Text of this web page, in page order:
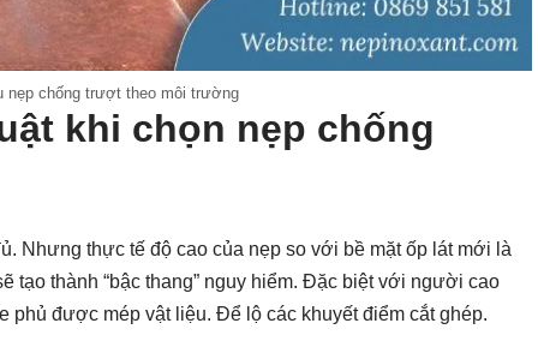
nẹp chống trượt theo môi trường
khi chọn nẹp chống
Nhưng thực tế độ cao của nẹp so với bề mặt ốp lát mới là
tạo thành “bậc thang” nguy hiểm. Đặc biệt với người cao
phủ được mép vật liệu. Để lộ các khuyết điểm cắt ghép.